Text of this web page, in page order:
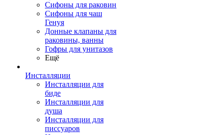
Сифоны для раковин
Сифоны для чаш
Генуя
Донные клапаны для
раковины, ванны
Гофры для унитазов
Ещё
Инсталляции
Инсталляции для
биде
Инсталляции для
душа
Инсталляции для
писсуаров